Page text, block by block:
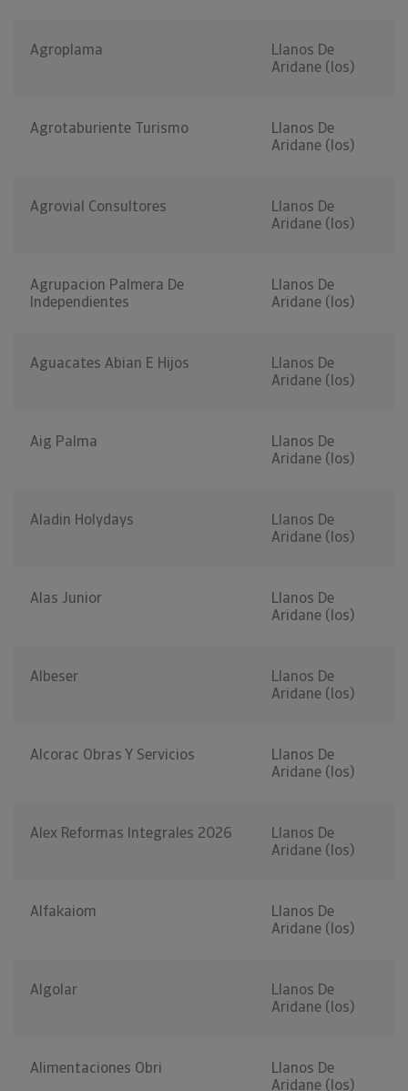
Agroplama
Llanos De
Aridane (los)
Agrotaburiente Turismo
Llanos De
Aridane (los)
Agrovial Consultores
Llanos De
Aridane (los)
Agrupacion Palmera De
Independientes
Llanos De
Aridane (los)
Aguacates Abian E Hijos
Llanos De
Aridane (los)
Aig Palma
Llanos De
Aridane (los)
Aladin Holydays
Llanos De
Aridane (los)
Alas Junior
Llanos De
Aridane (los)
Albeser
Llanos De
Aridane (los)
Alcorac Obras Y Servicios
Llanos De
Aridane (los)
Alex Reformas Integrales 2026
Llanos De
Aridane (los)
Alfakaiom
Llanos De
Aridane (los)
Algolar
Llanos De
Aridane (los)
Alimentaciones Obri
Llanos De
Aridane (los)